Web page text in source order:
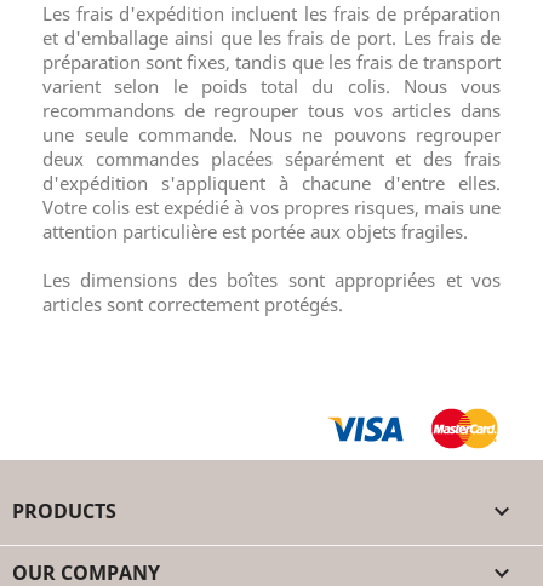
Les frais d'expédition incluent les frais de préparation
et d'emballage ainsi que les frais de port. Les frais de
préparation sont fixes, tandis que les frais de transport
varient selon le poids total du colis. Nous vous
recommandons de regrouper tous vos articles dans
une seule commande. Nous ne pouvons regrouper
deux commandes placées séparément et des frais
d'expédition s'appliquent à chacune d'entre elles.
Votre colis est expédié à vos propres risques, mais une
attention particulière est portée aux objets fragiles.
Les dimensions des boîtes sont appropriées et vos
articles sont correctement protégés.
PRODUCTS 
OUR COMPANY 